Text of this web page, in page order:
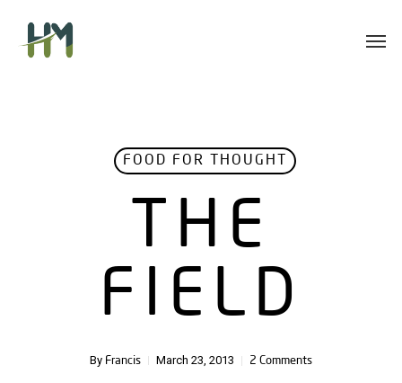
FOOD FOR THOUGHT
THE
FIELD
By Francis March 23, 2013 2 Comments